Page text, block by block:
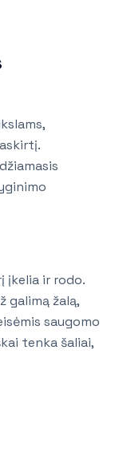
įkelia ir rodo.
galimą žalą,
saugomo
tenka šaliai,